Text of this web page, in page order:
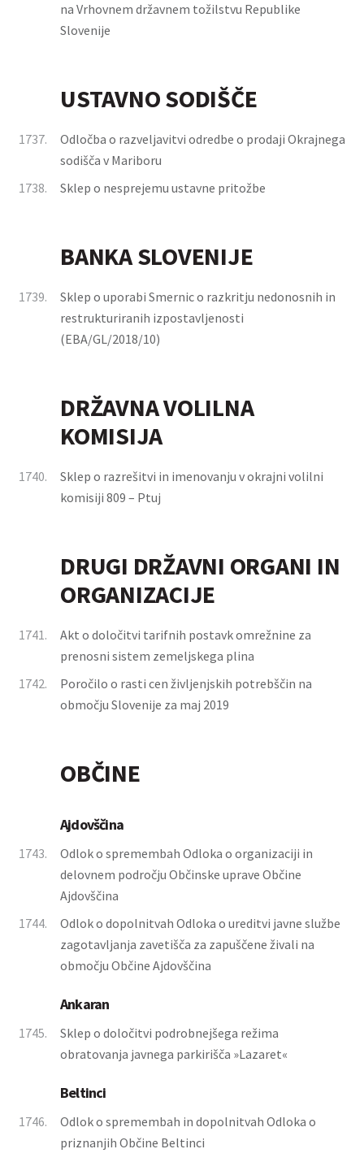
na Vrhovnem državnem tožilstvu Republike
Slovenije
USTAVNO SODIŠČE
1737.
Odločba o razveljavitvi odredbe o prodaji Okrajnega
sodišča v Mariboru
1738.
Sklep o nesprejemu ustavne pritožbe
BANKA SLOVENIJE
1739.
Sklep o uporabi Smernic o razkritju nedonosnih in
restrukturiranih izpostavljenosti
(EBA/GL/2018/10)
DRŽAVNA VOLILNA
KOMISIJA
1740.
Sklep o razrešitvi in imenovanju v okrajni volilni
komisiji 809 – Ptuj
DRUGI DRŽAVNI ORGANI IN
ORGANIZACIJE
1741.
Akt o določitvi tarifnih postavk omrežnine za
prenosni sistem zemeljskega plina
1742.
Poročilo o rasti cen življenjskih potrebščin na
območju Slovenije za maj 2019
OBČINE
Ajdovščina
1743.
Odlok o spremembah Odloka o organizaciji in
delovnem področju Občinske uprave Občine
Ajdovščina
1744.
Odlok o dopolnitvah Odloka o ureditvi javne službe
zagotavljanja zavetišča za zapuščene živali na
območju Občine Ajdovščina
Ankaran
1745.
Sklep o določitvi podrobnejšega režima
obratovanja javnega parkirišča »Lazaret«
Beltinci
1746.
Odlok o spremembah in dopolnitvah Odloka o
priznanjih Občine Beltinci